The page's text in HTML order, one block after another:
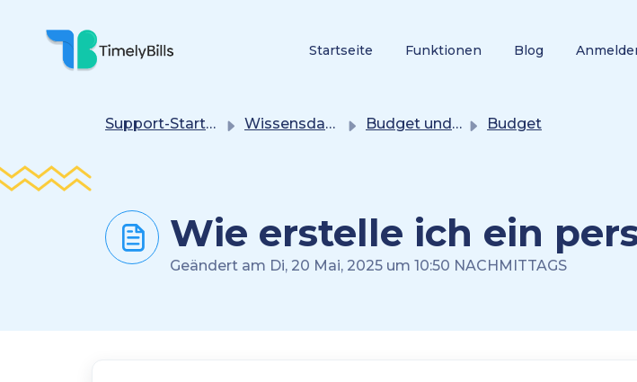
Zum Hauptsächlichen Inhalt Gehen
Startseite
Funktionen Blog
Support-Startseite Wissensdatenbank Budget und Ziele Budget
Wie erstelle ich ein
Geändert am Di, 20 Mai, 2025 um 10:50 NACHMITTAGS